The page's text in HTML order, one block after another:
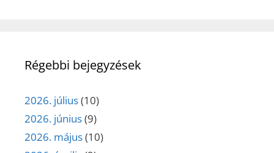
Régebbi bejegyzések
2026. július(10)
2026. június(9)
2026. május(10)